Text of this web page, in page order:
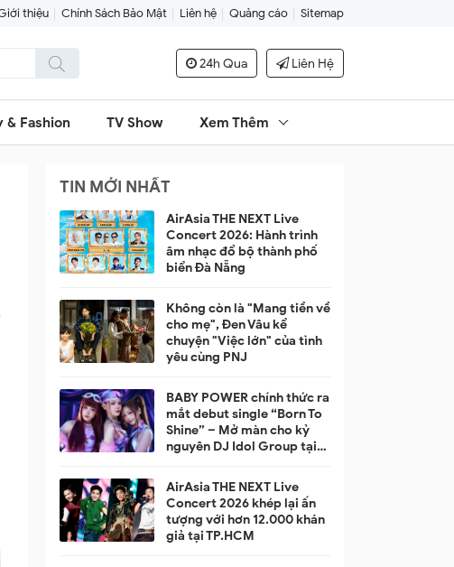
thiệu Chính Sách Bảo Mật Liên hệ Quảng cáo Sitemap
24h Qua Liên Hệ
& Fashion TV Show Xem Thêm
TIN MỚI NHẤT
AirAsia THE NEXT Live
Concert 2026: Hành trình
âm nhạc đổ bộ thành phố
biển Đà Nẵng
Không còn là "Mang tiền về
cho mẹ", Đen Vâu kể
chuyện "Việc lớn" của tình
yêu cùng PNJ
BABY POWER chính thức ra
mắt debut single “Born To
Shine” – Mở màn cho kỷ
nguyên DJ Idol Group tại
AirAsia THE NEXT Live
Concert 2026 khép lại ấn
tượng với hơn 12.000 khán
giả tại TP.HCM